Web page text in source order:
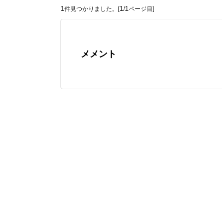
1 件見つかりました。[1 /1 ページ目]
メメント